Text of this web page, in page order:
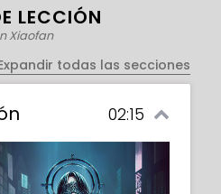
LECCIÓN
Xiaofan
todas las secciones
02:15